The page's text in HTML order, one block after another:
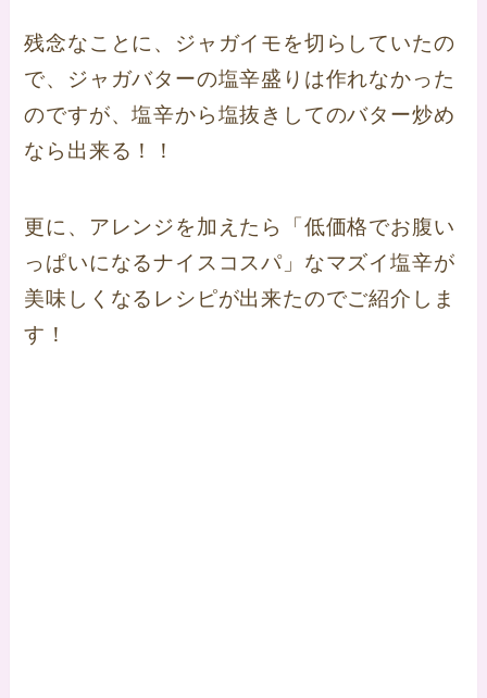
残念なことに、ジャガイモを切らしていたの
で、ジャガバターの塩辛盛りは作れなかった
のですが、塩辛から塩抜きしてのバター炒め
なら出来る！！
更に、アレンジを加えたら「低価格でお腹い
っぱいになるナイスコスパ」なマズイ塩辛が
美味しくなるレシピが出来たのでご紹介しま
す！